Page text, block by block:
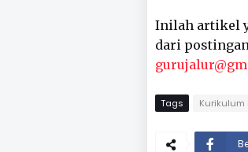
Inilah artikel
dari
Tags Kurikulum